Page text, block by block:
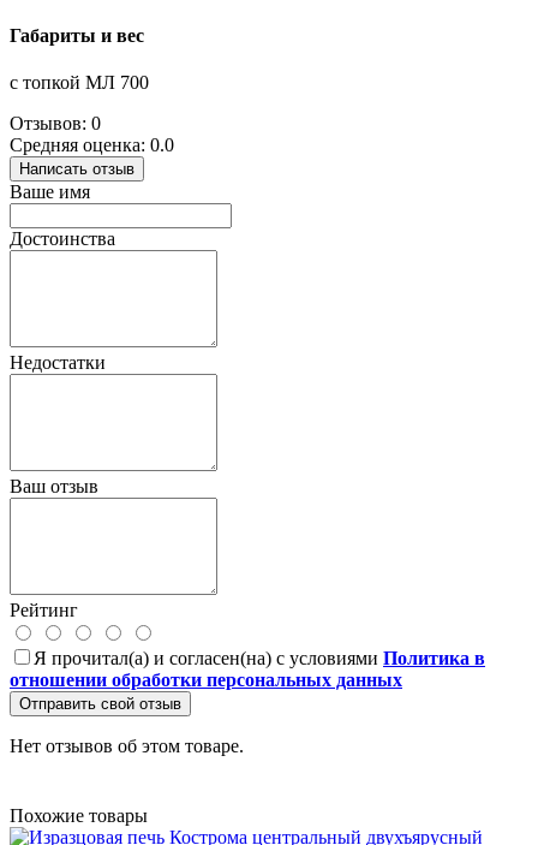
Габариты и вес
с топкой МЛ 700
Отзывов: 0
Средняя оценка: 0.0
Написать отзыв
Ваше имя
Достоинства
Недостатки
Ваш отзыв
Рейтинг
Я прочитал(а) и согласен(на) с условиями Политика в
отношении обработки персональных данных
Отправить свой отзыв
Нет отзывов об этом товаре.
Похожие товары